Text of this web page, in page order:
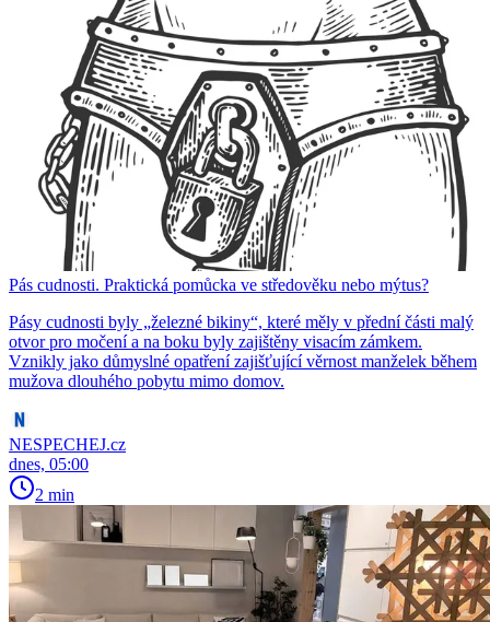
Pás cudnosti. Praktická pomůcka ve středověku nebo mýtus?
Pásy cudnosti byly „železné bikiny“, které měly v přední části malý
otvor pro močení a na boku byly zajištěny visacím zámkem.
Vznikly jako důmyslné opatření zajišťující věrnost manželek během
mužova dlouhého pobytu mimo domov.
NESPECHEJ.cz
dnes, 05:00
2 min